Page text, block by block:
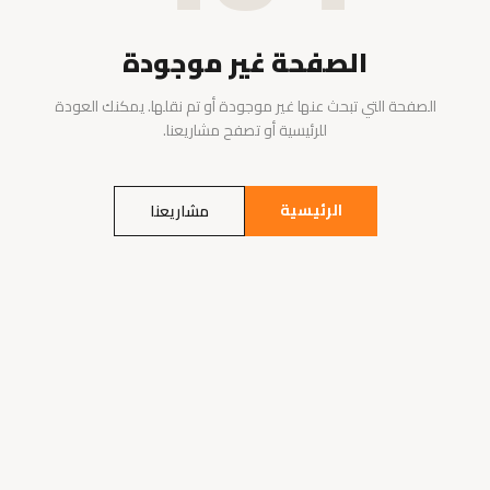
الصفحة غير موجودة
الصفحة التي تبحث عنها غير موجودة أو تم نقلها. يمكنك العودة
للرئيسية أو تصفح مشاريعنا.
الرئيسية مشاريعنا